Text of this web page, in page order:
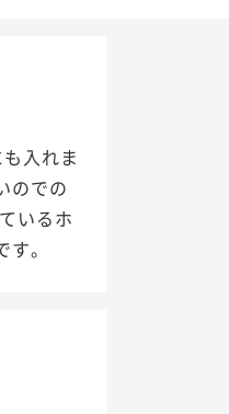
入れま
のでの
いるホ
。